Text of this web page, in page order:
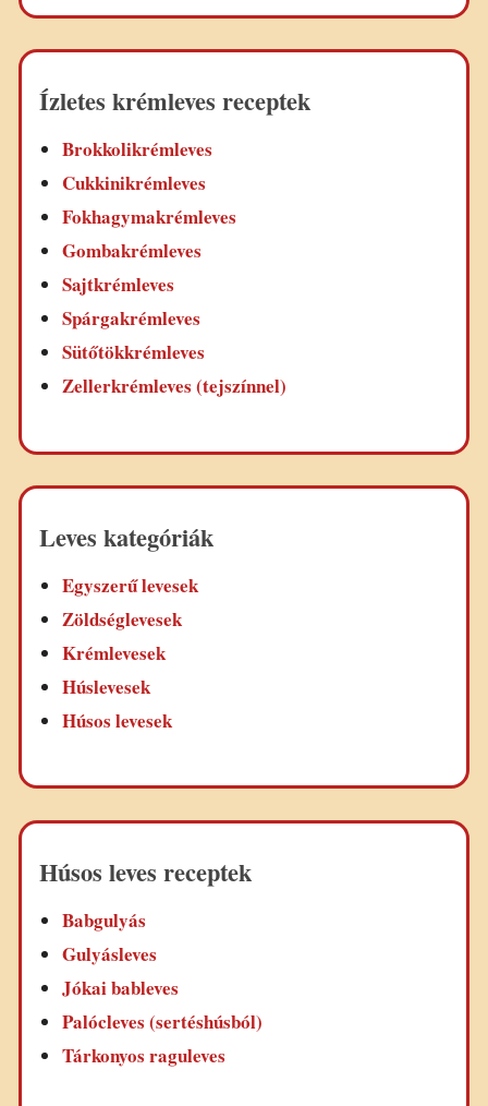
recept:
Ízletes krémleves receptek
Brokkolikrémleves
Cukkinikrémleves
Fokhagymakrémleves
Gombakrémleves
Sajtkrémleves
Spárgakrémleves
Sütőtökkrémleves
Zellerkrémleves (tejszínnel)
Leves kategóriák
Egyszerű levesek
Zöldséglevesek
Krémlevesek
Húslevesek
Húsos levesek
Húsos leves receptek
Babgulyás
Gulyásleves
Jókai bableves
Palócleves (sertéshúsból)
Tárkonyos raguleves